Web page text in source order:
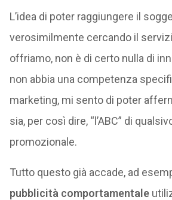
L’idea di poter raggiungere il
verosimilmente cercando il
offriamo, non è di certo nulla di
non abbia una competenza
marketing, mi sento di poter
sia, per così dire, “l’ABC” di
promozionale.
Tutto questo già accade, ad
pubblicità comportamentale